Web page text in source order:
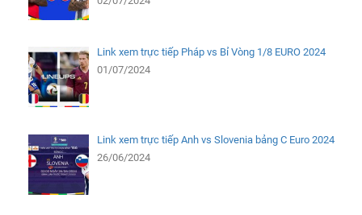
Link xem trực tiếp Pháp vs Bỉ Vòng 1/8 EURO 2024
01/07/2024
Link xem trực tiếp Anh vs Slovenia bảng C Euro 2024
26/06/2024